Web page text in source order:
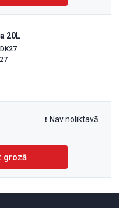
20L
Nav noliktavā
grozā